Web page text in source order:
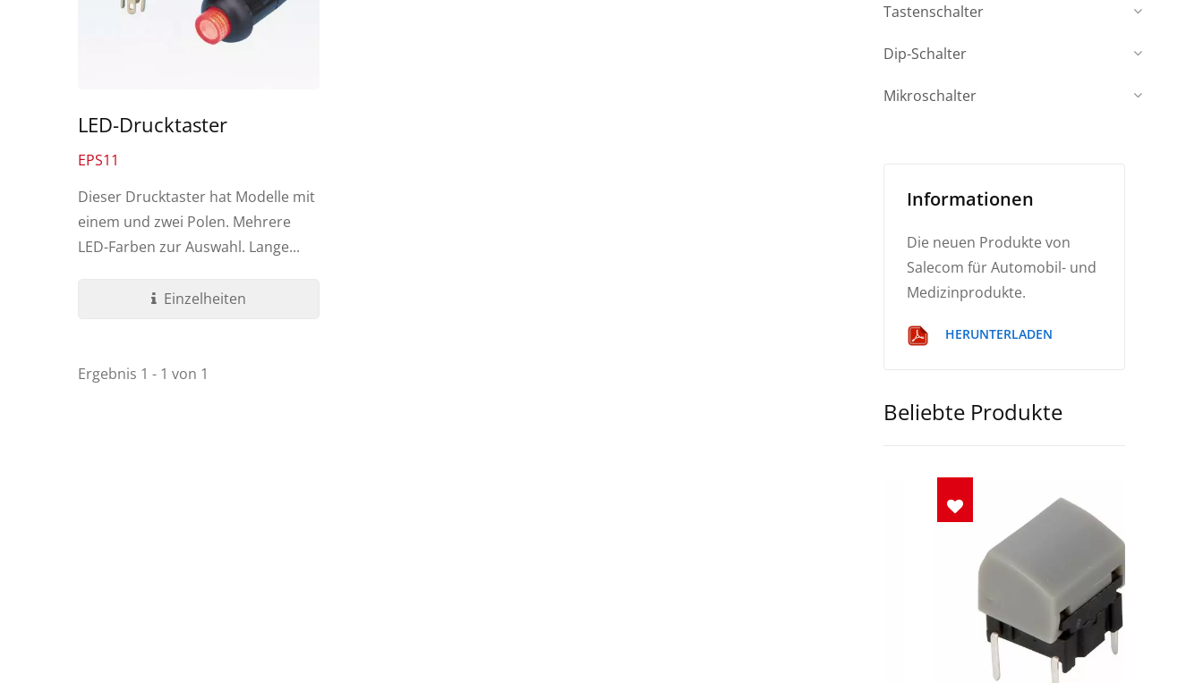
LED-Drucktaster
EPS11
Dieser Drucktaster hat Modelle mit
einem und zwei Polen. Mehrere
LED-Farben zur Auswahl. Lange...
Einzelheiten
Ergebnis 1 - 1 von 1
Tastenschalter
Dip-Schalter
Mikroschalter
Informationen
Die neuen Produkte von
Salecom für Automobil- und
Medizinprodukte.
HERUNTERLADEN
Beliebte Produkte